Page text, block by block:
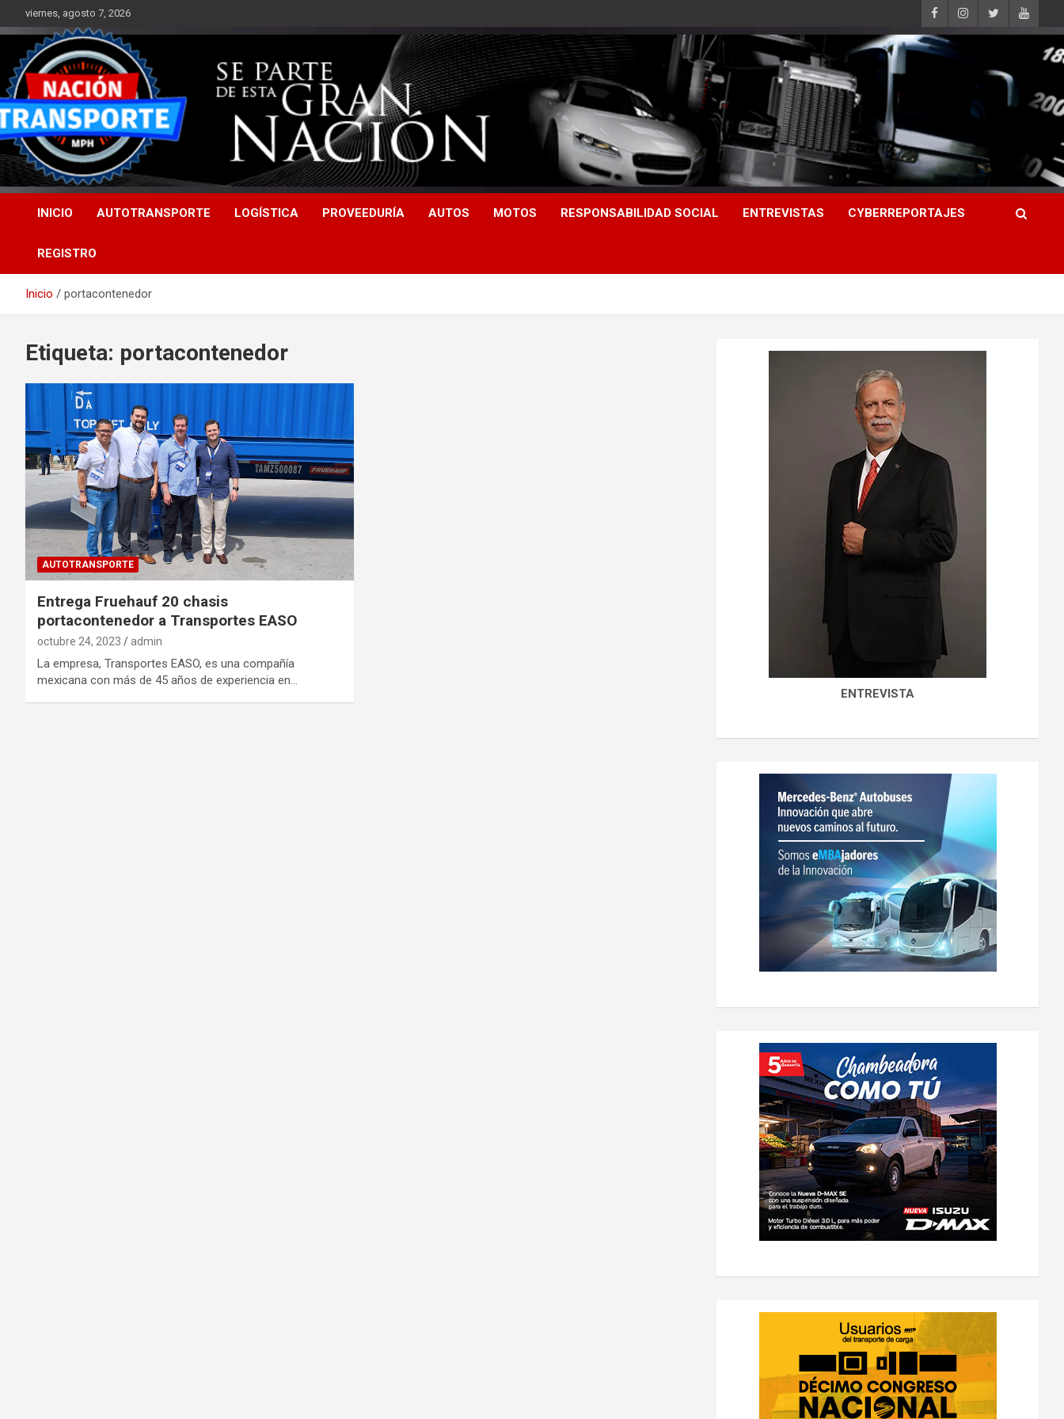
al
contenido
viernes, agosto 7, 2026
INICIO AUTOTRANSPORTE LOGÍSTICA PROVEEDURÍA AUTOS MOTOS RESPONSABILIDAD SOCIAL ENTREVISTAS CYBERREPORTAJES
REGISTRO
Inicio portacontenedor
Etiqueta: portacontenedor
AUTOTRANSPORTE
Entrega Fruehauf 20 chasis
portacontenedor a Transportes EASO
octubre 24, 2023 admin
La empresa, Transportes EASO, es una compañía
mexicana con más de 45 años de experiencia en…
ENTREVISTA